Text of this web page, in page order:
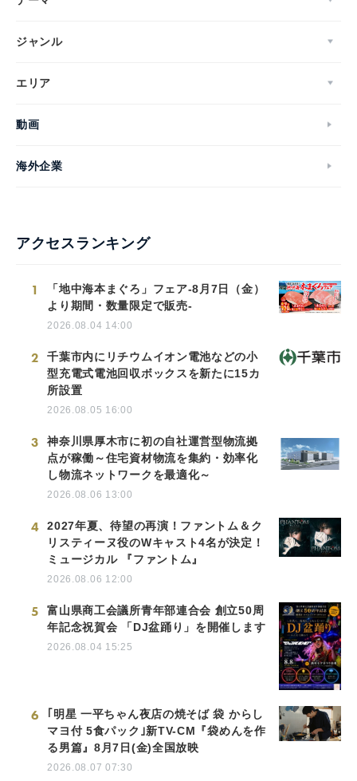
ジャンル
エリア
動画
海外企業
アクセスランキング
1
「地中海本まぐろ」フェア-8月7日（金）
より期間・数量限定で販売-
2026.08.04 14:00
2
千葉市内にリチウムイオン電池などの小
型充電式電池回収ボックスを新たに15カ
所設置
2026.08.05 16:00
3
神奈川県厚木市に初の自社運営型物流拠
点が稼働～住宅資材物流を集約・効率化
し物流ネットワークを最適化～
2026.08.06 13:00
4
2027年夏、待望の再演！ファントム＆ク
リスティーヌ役のWキャスト4名が決定！
ミュージカル 『ファントム』
2026.08.06 12:00
5
富山県商工会議所青年部連合会 創立50周
年記念祝賀会 「DJ盆踊り」を開催します
2026.08.04 15:25
6
｢明星 一平ちゃん夜店の焼そば 袋 からし
マヨ付 5食パック｣新TV-CM『袋めんを作
る男篇』8月7日(金)全国放映
2026.08.07 07:30